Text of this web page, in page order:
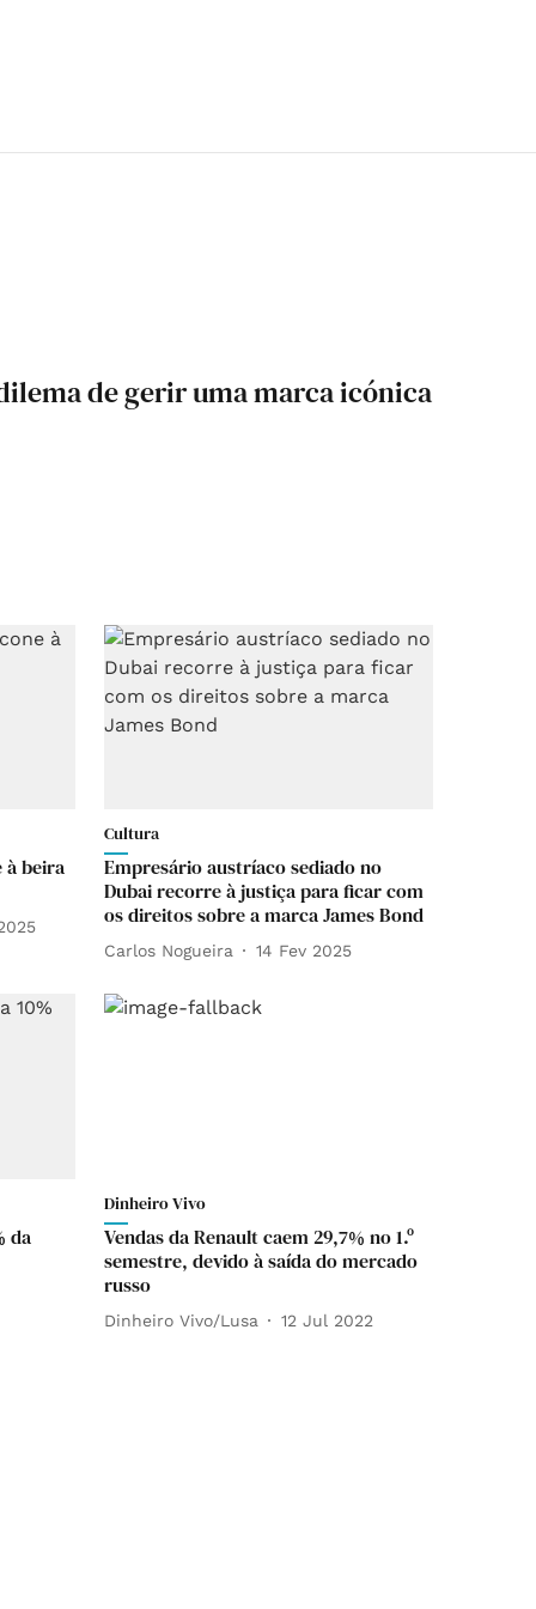
de gerir uma marca icónica
à beira
Cultura
Empresário austríaco sediado no
Dubai recorre à justiça para ficar com
os direitos sobre a marca James Bond
Carlos Nogueira 14 Fev 2025
da
Dinheiro Vivo
Vendas da Renault caem 29,7% no 1.º
semestre, devido à saída do mercado
russo
Dinheiro Vivo/Lusa 12 Jul 2022